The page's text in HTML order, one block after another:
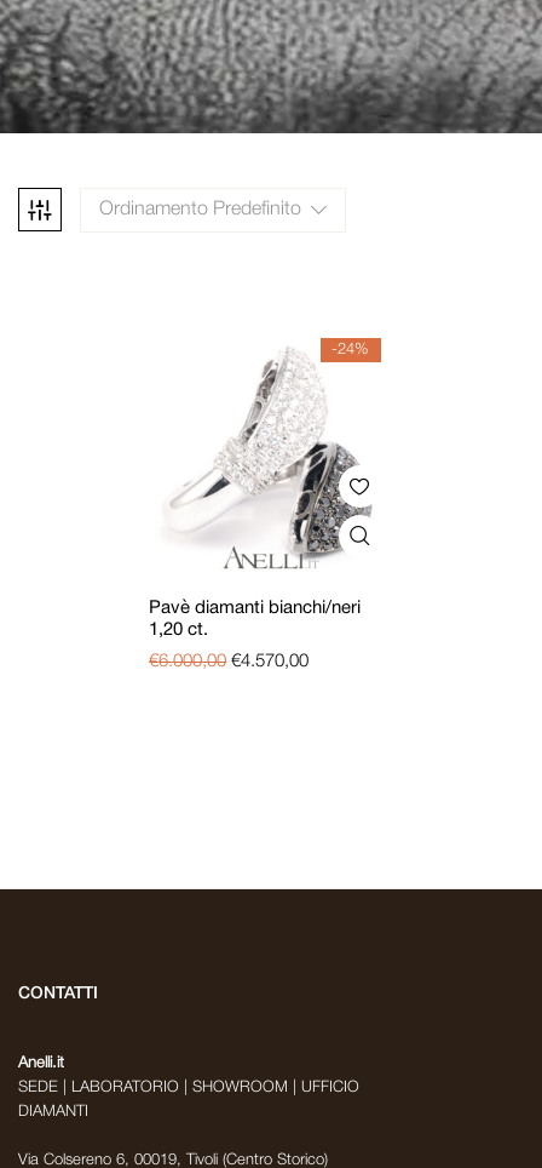
Ordinamento Predefinito
-24%
Pavè diamanti bianchi/neri
1,20 ct.
€6.000,00 €4.570,00
CONTATTI
Anelli.it
SEDE | LABORATORIO | SHOWROOM | UFFICIO
DIAMANTI
Via Colsereno 6, 00019, Tivoli (Centro Storico)